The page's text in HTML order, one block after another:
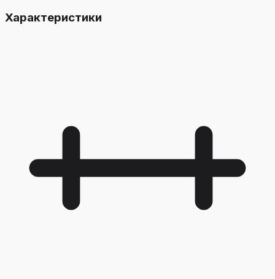
Характеристики